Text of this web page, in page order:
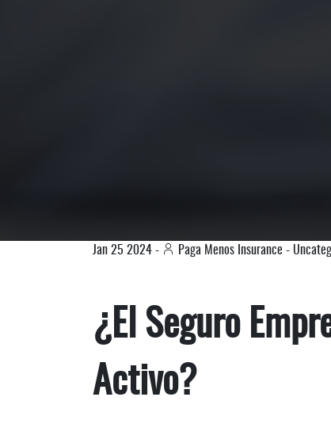
Jan 25 2024 - Paga Menos Insurance -
¿El Seguro
Activo?